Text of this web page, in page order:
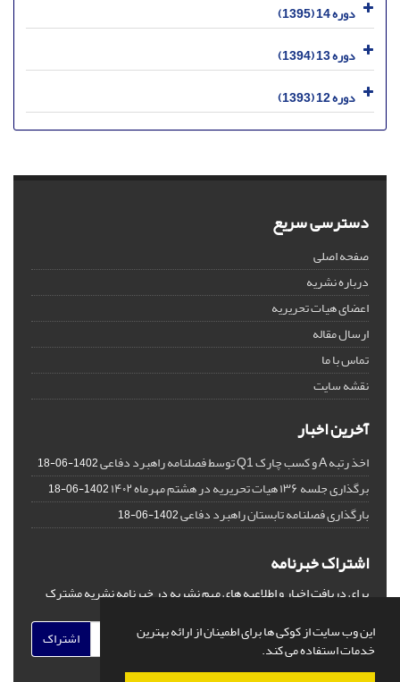
این وب سایت از کوکی ها برای اطمینان از ارائه بهترین
خدمات استفاده می کند.
دوره 14 (1395)
دوره 13 (1394)
دوره 12 (1393)
دسترسی سریع
صفحه اصلی
درباره نشریه
اعضای هیات تحریریه
ارسال مقاله
تماس با ما
نقشه سایت
آخرین اخبار
اخذ رتبه A و کسب چارک Q1 توسط فصلنامه راهبرد دفاعی 1402-06-18
برگذاری جلسه ۱۳۶ هیات تحریریه در هشتم مهرماه ۱۴۰۲ 1402-06-18
بارگذاری فصلنامه تابستان راهبرد دفاعی1402-06-18
اشتراک خبرنامه
برای دریافت اخبار و اطلاعیه های مهم نشریه در خبرنامه نشریه مشترک
اشتراک